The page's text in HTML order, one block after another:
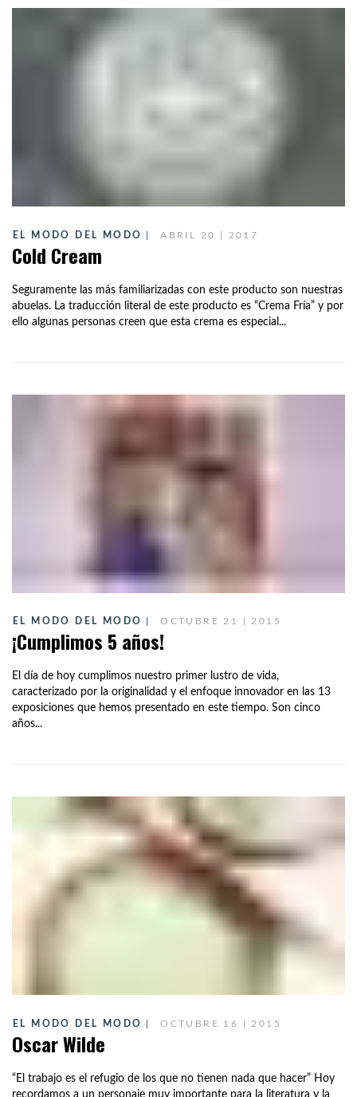
EL MODO DEL MODO ABRIL 20 | 2017
Cold Cream
Seguramente las más familiarizadas con este producto son nuestras
abuelas. La traducción literal de este producto es “Crema Fría” y por
ello algunas personas creen que esta crema es especial...
EL MODO DEL MODO OCTUBRE 21 | 2015
¡Cumplimos 5 años!
El día de hoy cumplimos nuestro primer lustro de vida,
caracterizado por la originalidad y el enfoque innovador en las 13
exposiciones que hemos presentado en este tiempo. Son cinco
años...
EL MODO DEL MODO OCTUBRE 16 | 2015
Oscar Wilde
“El trabajo es el refugio de los que no tienen nada que hacer” Hoy
recordamos a un personaje muy importante para la literatura y la